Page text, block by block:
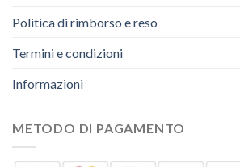
Politica di rimborso e reso
Termini e condizioni
Informazioni
METODO DI PAGAMENTO